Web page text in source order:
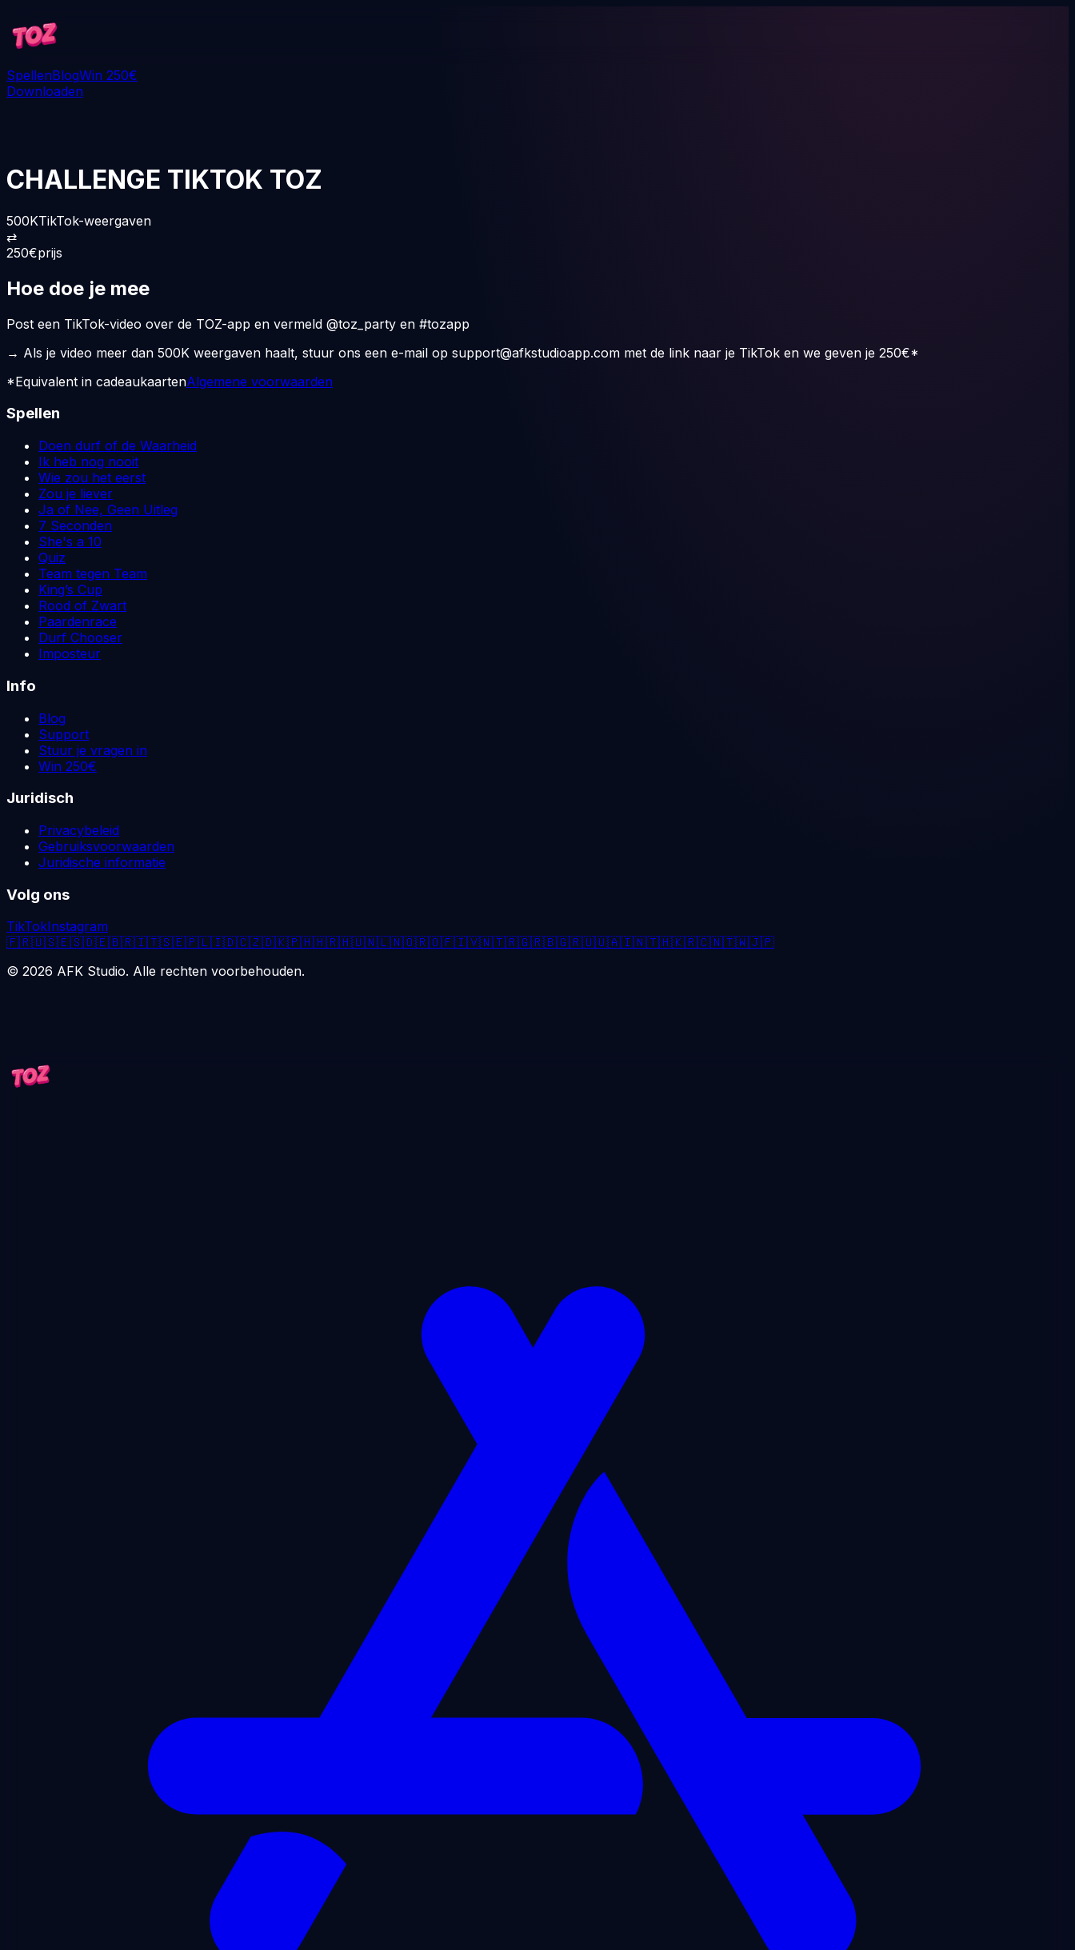
SpellenBlogWin 250€
Downloaden
CHALLENGE TIKTOK TOZ
500KTikTok-weergaven
⇄
250€prijs
Hoe doe je mee
Post een TikTok-video over de TOZ-app en vermeld @toz_party en #tozapp
→ Als je video meer dan 500K weergaven haalt, stuur ons een e-mail op support@afkstudioapp.com met de link naar je TikTok en we geven je 250€*
*Equivalent in cadeaukaartenAlgemene voorwaarden
Spellen
Doen durf of de Waarheid
Ik heb nog nooit
Wie zou het eerst
Zou je liever
Ja of Nee, Geen Uitleg
7 Seconden
She's a 10
Quiz
Team tegen Team
King’s Cup
Rood of Zwart
Paardenrace
Durf Chooser
Imposteur
Info
Blog
Support
Stuur je vragen in
Win 250€
Juridisch
Privacybeleid
Gebruiksvoorwaarden
Juridische informatie
Volg ons
TikTokInstagram
🇫🇷🇺🇸🇪🇸🇩🇪🇧🇷🇮🇹🇸🇪🇵🇱🇮🇩🇨🇿🇩🇰🇵🇭🇭🇷🇭🇺🇳🇱🇳🇴🇷🇴🇫🇮🇻🇳🇹🇷🇬🇷🇧🇬🇷🇺🇺🇦🇮🇳🇹🇭🇰🇷🇨🇳🇹🇼🇯🇵
© 2026 AFK Studio. Alle rechten voorbehouden.